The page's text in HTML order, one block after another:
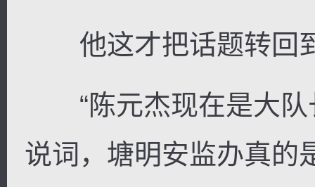
他这才把话题转回
“陈元杰现在是大队
说词，塘明安监办真的